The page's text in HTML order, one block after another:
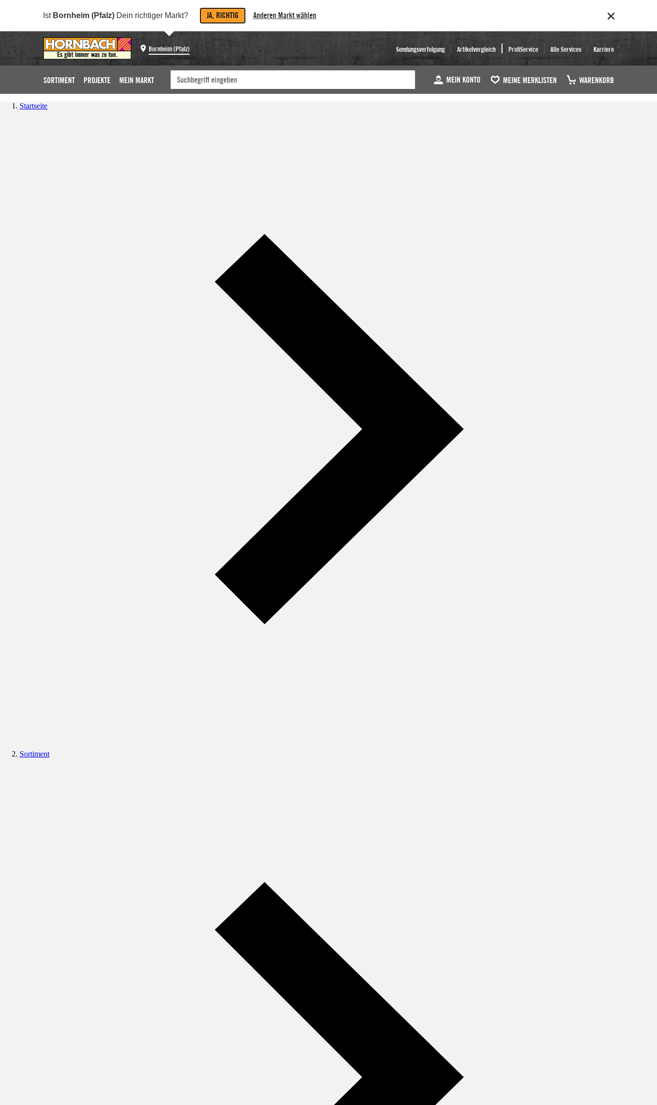
Ist Bornheim (Pfalz) Dein richtiger Markt? JA, RICHTIG Anderen Markt wählen
Bornheim (Pfalz) Sendungsverfolgung Artikelvergleich ProfiService Alle Services Karriere
SORTIMENT PROJEKTE MEIN MARKT MEIN KONTO MEINE MERKLISTEN WARENKORB
Startseite
Sortiment